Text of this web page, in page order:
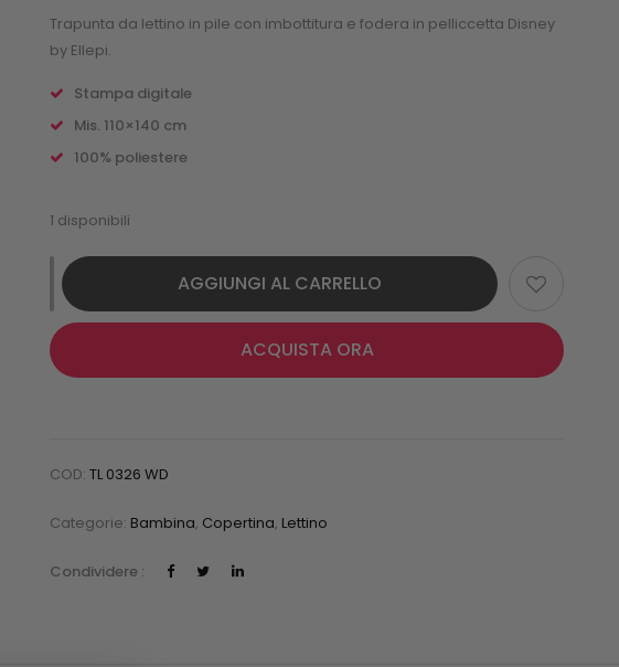
Trapunta da lettino in pile con imbottitura e fodera in pelliccetta Disney
by Ellepi.
Stampa digitale
Mis. 110×140 cm
100% poliestere
1 disponibili
AGGIUNGI AL CARRELLO
ACQUISTA ORA
COD:TL 0326 WD
Categorie: Bambina, Copertina, Lettino
Condividere :